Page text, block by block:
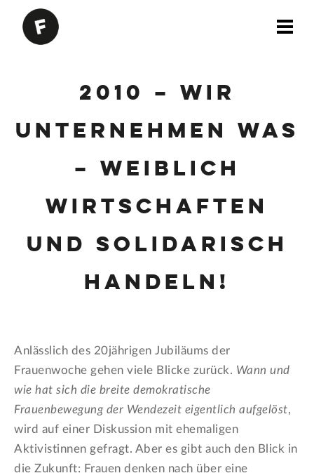
2010 – Wir
unternehmen was
– weiblich
wirtschaften
und solidarisch
handeln!
Anlässlich des 20jährigen Jubiläums der
Frauenwoche gehen viele Blicke zurück. Wann und
wie hat sich die breite demokratische
Frauenbewegung der Wendezeit eigentlich aufgelöst,
wird auf einer Diskussion mit ehemaligen
Aktivistinnen gefragt. Aber es gibt auch den Blick in
die Zukunft: Frauen denken nach über eine